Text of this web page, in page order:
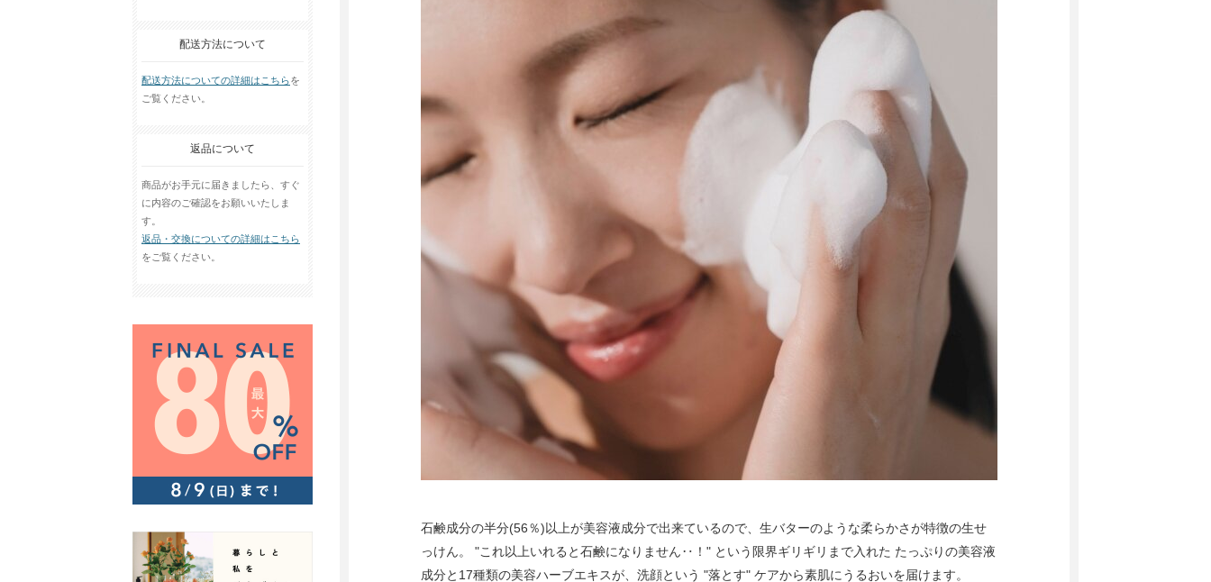
配送方法について
配送方法についての詳細はこちらを
ご覧ください。
返品について
商品がお手元に届きましたら、すぐ
に内容のご確認をお願いいたしま
す。
返品・交換についての詳細はこちら
をご覧ください。
石鹸成分の半分(56％)以上が美容液成分で出来ているので、生バターのような柔らかさが特徴の生せ
っけん。 "これ以上いれると石鹸になりません‥！" という限界ギリギリまで入れた たっぷりの美容液
成分と17種類の美容ハーブエキスが、洗顔という "落とす" ケアから素肌にうるおいを届けます。